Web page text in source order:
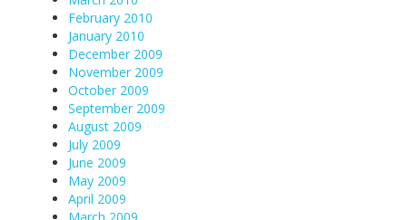
February 2010
January 2010
December 2009
November 2009
October 2009
September 2009
August 2009
July 2009
June 2009
May 2009
April 2009